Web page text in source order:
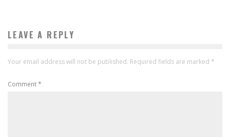
LEAVE A REPLY
Your email address will not be published. Required fields are marked *
Comment*